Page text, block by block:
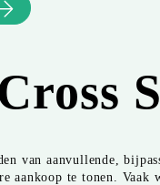
van aanvullende,
aankoop te tonen.